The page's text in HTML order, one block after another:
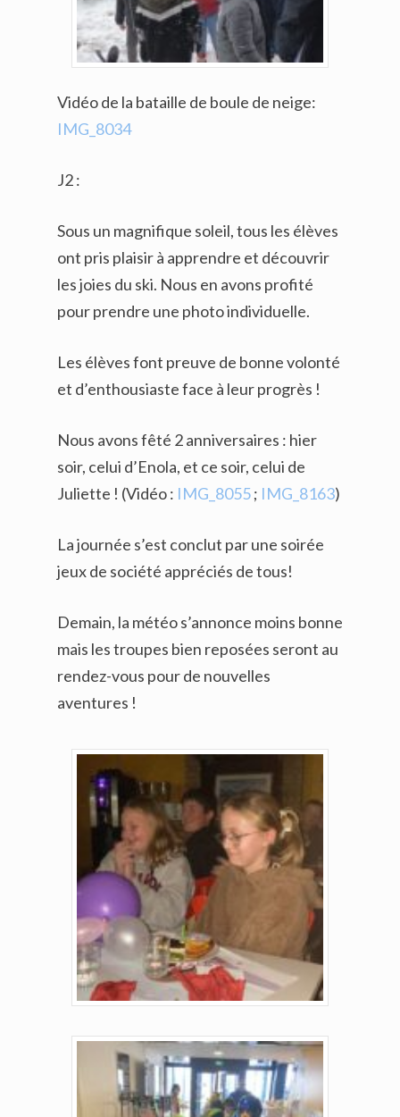
Vidéo de la bataille de boule de neige:
IMG_8034
J2 :
Sous un magnifique soleil, tous les élèves
ont pris plaisir à apprendre et découvrir
les joies du ski. Nous en avons profité
pour prendre une photo individuelle.
Les élèves font preuve de bonne volonté
et d’enthousiaste face à leur progrès !
Nous avons fêté 2 anniversaires : hier
soir, celui d’Enola, et ce soir, celui de
Juliette ! (Vidéo : IMG_8055; IMG_8163)
La journée s’est conclut par une soirée
jeux de société appréciés de tous!
Demain, la météo s’annonce moins bonne
mais les troupes bien reposées seront au
rendez-vous pour de nouvelles
aventures !